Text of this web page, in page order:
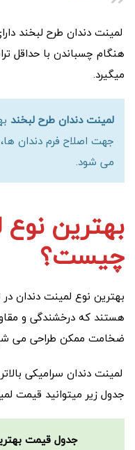
لمینت دندان طرح لبخند
هنگام چسباندن با حداقل
میگیرد.
لمینت دندان طرح لبخند
جهت اصلاح فرم دندان
می شود.
بهترین
چیست؟
بهترین نوع لمینت دندان
هستند که درخشندگی و
ضخامت ممکن طراحی می
لمینت دندان سرامیکی
جدول زیر میتوانید قیمت
جدول قیمت